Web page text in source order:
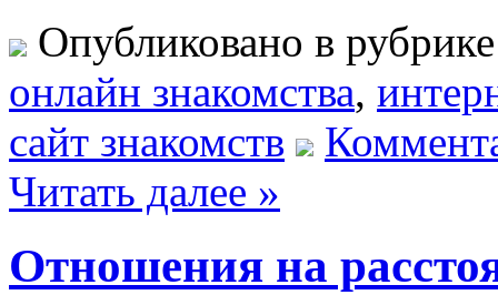
Опубликовано в
oнлайн знакомства,
сайт знакомств
Читать далее »
Отношения на